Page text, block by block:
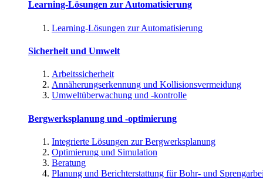
Learning-Lösungen zur Automatisierung
Learning-Lösungen zur Automatisierung
Sicherheit und Umwelt
Arbeitssicherheit
Annäherungserkennung und Kollisionsvermeidung
Umweltüberwachung und -kontrolle
Bergwerksplanung und -optimierung
Integrierte Lösungen zur Bergwerksplanung
Optimierung und Simulation
Beratung
Planung und Berichterstattung für Bohr- und